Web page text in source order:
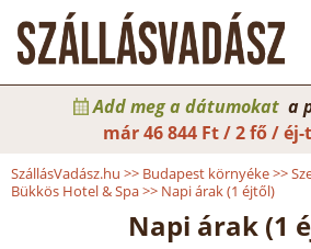
Add meg a dátumokat a
már46 844 Ft / 2 fő /
SzállásVadász.hu >> Budapest környéke>>
Bükkös Hotel & Spa>> Napi árak (1 éjtől)
Napi árak (1